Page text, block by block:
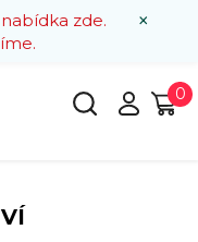
×
zde.
0